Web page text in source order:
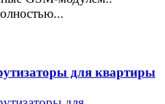
для квартиры